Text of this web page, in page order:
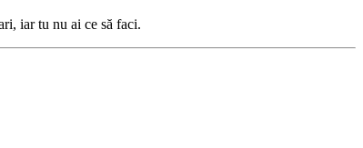
iar tu nu ai ce să faci.